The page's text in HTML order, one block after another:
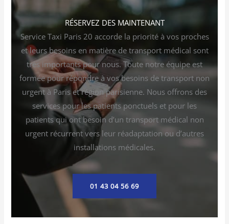
RÉSERVEZ DES MAINTENANT
Service Taxi Paris 20 accorde la priorité à vos proches
et leurs besoins en matière de transport médical sont
très importants pour nous. Toute notre équipe est
formée pour répondre à vos besoins de transport non
urgent à Paris et région parisienne. Nous offrons des
services pour les patients ponctuels et pour les
patients qui ont besoin d’un transport médical non
urgent récurrent vers leur réadaptation ou d’autres
installations médicales.
01 43 04 56 69